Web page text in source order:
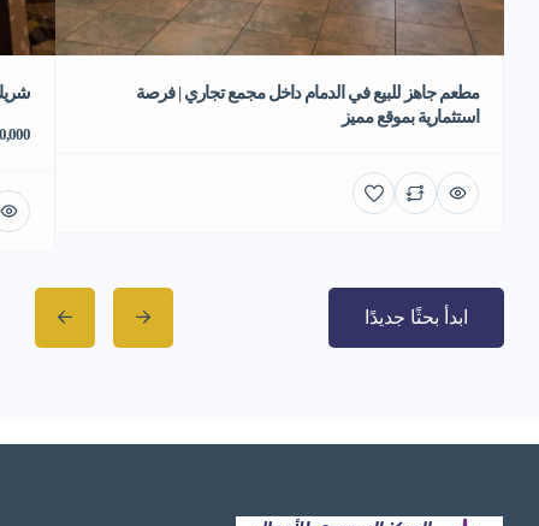
مطعم جاهز للبيع في الدمام داخل مجمع تجاري | فرصة
استثمارية بموقع مميز
70,000
ابدأ بحثًا جديدًا